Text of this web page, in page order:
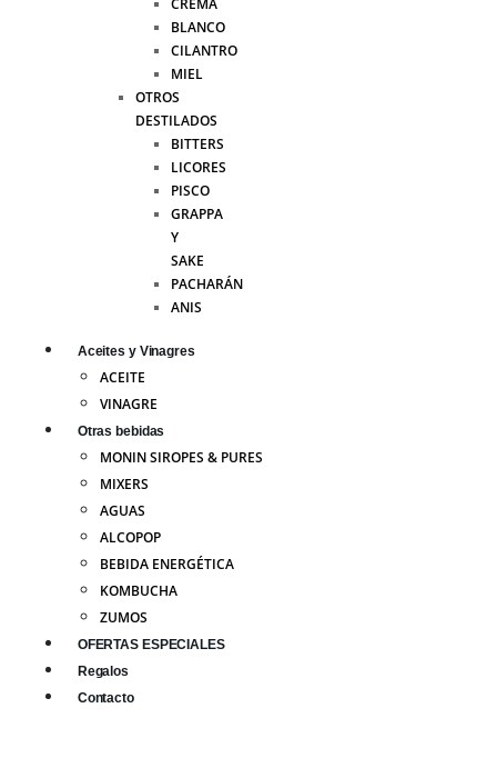
CREMA
BLANCO
CILANTRO
MIEL
OTROS
DESTILADOS
BITTERS
LICORES
PISCO
GRAPPA
Y
SAKE
PACHARÁN
ANIS
Aceites y Vinagres
ACEITE
VINAGRE
Otras bebidas
MONIN SIROPES & PURES
MIXERS
AGUAS
ALCOPOP
BEBIDA ENERGÉTICA
KOMBUCHA
ZUMOS
OFERTAS ESPECIALES
Regalos
Contacto